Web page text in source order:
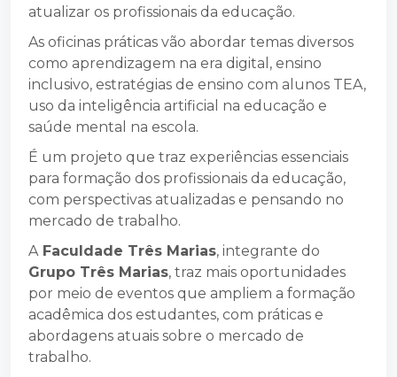
atualizar os profissionais da educação.
As oficinas práticas vão abordar temas diversos
como aprendizagem na era digital, ensino
inclusivo, estratégias de ensino com alunos TEA,
uso da inteligência artificial na educação e
saúde mental na escola.
É um projeto que traz experiências essenciais
para formação dos profissionais da educação,
com perspectivas atualizadas e pensando no
mercado de trabalho.
A Faculdade Três Marias, integrante do
Grupo Três Marias, traz mais oportunidades
por meio de eventos que ampliem a formação
acadêmica dos estudantes, com práticas e
abordagens atuais sobre o mercado de
trabalho.